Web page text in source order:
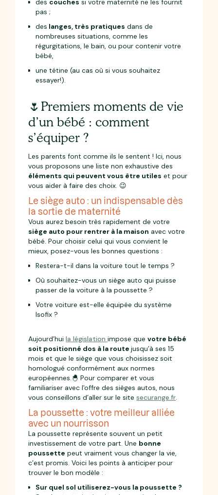
des couches si votre maternité ne les fournit
pas ;
des langes, très pratiques dans de
nombreuses situations, comme les
régurgitations, le bain, ou pour contenir votre
bébé,
une tétine (au cas où si vous souhaitez
essayer!).
🌷Premiers moments de vie
d’un bébé : comment
s’équiper ?
Les parents font comme ils le sentent ! Ici, nous
vous proposons une liste non exhaustive des
éléments qui peuvent vous être utiles et pour
vous aider à faire des choix. 😉
Le siège auto : un indispensable dès
la sortie de maternité
Vous aurez besoin très rapidement de votre
siège auto pour rentrer à la maison avec votre
bébé. Pour choisir celui qui vous convient le
mieux, posez-vous les bonnes questions :
Restera-t-il dans la voiture tout le temps ?
Où souhaitez-vous un siège auto qui puisse
passer de la voiture à la poussette ?
Votre voiture est-elle équipée du système
Isofix ?
Aujourd’huila législationimpose quevotre bébé
soit positionné dos à la routejusqu’à ses 15
mois et que le siège que vous choisissez soit
homologué conformément aux normes
européennes.🐣 Pour comparer et vous
familiariser avec l'offre des sièges autos, nous
vous conseillons d’aller sur le sitesecurange.fr.
La poussette : votre meilleur alliée
avec un nourrisson
La poussette représente souvent un petit
investissement de votre part. Une bonne
poussette peut vraiment vous changer la vie,
c’est promis. Voici les points à anticiper pour
trouver le bon modèle :
Sur quel sol utiliserez-vous la poussette ?